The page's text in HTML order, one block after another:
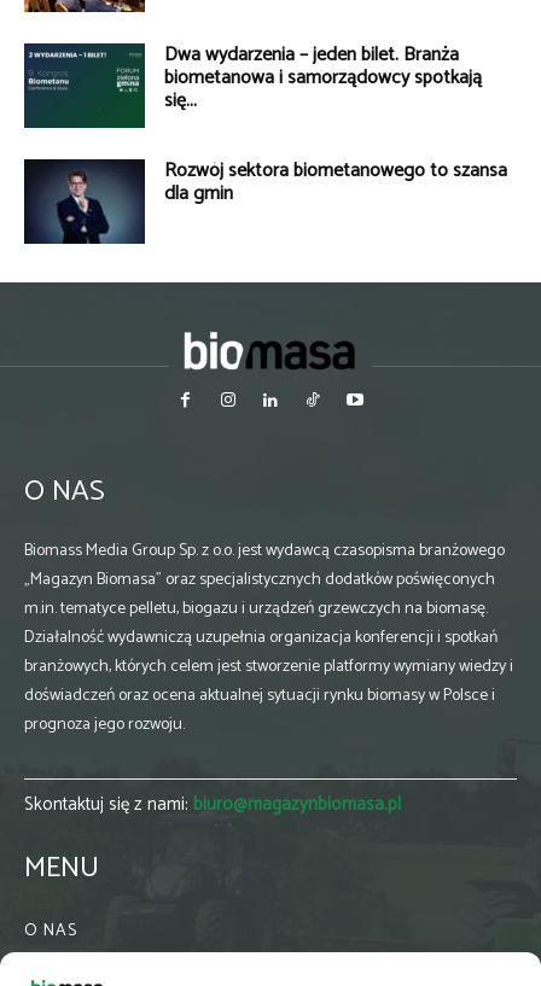
Dwa wydarzenia – jeden bilet. Branża
biometanowa i samorządowcy spotkają
się...
Rozwój sektora biometanowego to szansa
dla gmin
O NAS
Biomass Media Group Sp. z o.o. jest wydawcą czasopisma branżowego
„Magazyn Biomasa” oraz specjalistycznych dodatków poświęconych
m.in. tematyce pelletu, biogazu i urządzeń grzewczych na biomasę.
Działalność wydawniczą uzupełnia organizacja konferencji i spotkań
branżowych, których celem jest stworzenie platformy wymiany wiedzy i
doświadczeń oraz ocena aktualnej sytuacji rynku biomasy w Polsce i
prognoza jego rozwoju.
Skontaktuj się z nami: biuro@magazynbiomasa.pl
MENU
O NAS